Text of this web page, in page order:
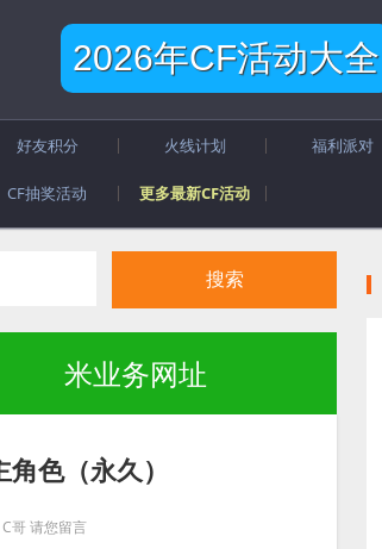
2026年CF活动大全
好友积分 火线计划 福利派对
CF抽奖活动 更多最新CF活动
米业务网址
色（永久）
哥 请您留言